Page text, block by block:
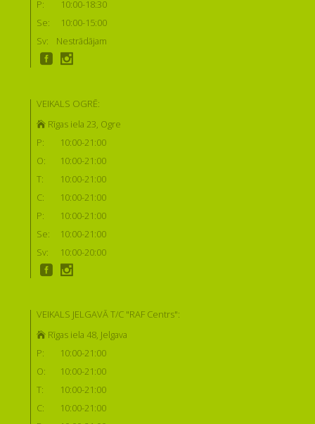
P:
10:00-18:30
Se:
10:00-15:00
Sv:
Nestrādājam
VEIKALS OGRĒ:
Rīgas iela 23, Ogre
P:
10:00-21:00
O:
10:00-21:00
T:
10:00-21:00
C:
10:00-21:00
P:
10:00-21:00
Se:
10:00-21:00
Sv:
10:00-20:00
VEIKALS JELGAVĀ T/C "RAF Centrs":
Rīgas iela 48, Jelgava
P:
10:00-21:00
O:
10:00-21:00
T:
10:00-21:00
C:
10:00-21:00